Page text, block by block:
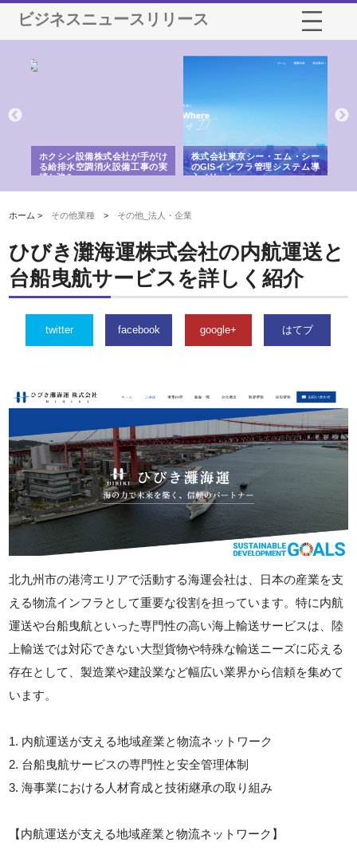
ビジネスニュースリリース
株式会社東京シー・エム・シー
のGISインフラ管理システム導
入メリット
株式会社アクアスペースが水中
から陸上まで一貫施工できる理
由
ホーム > その他業種 > その他_法人・企業
ひびき灘海運株式会社の内航運送と
台船曳航サービスを詳しく紹介
twitter facebook google+ はてブ
北九州市の港湾エリアで活動する海運会社は、日本の産業を支
える物流インフラとして重要な役割を担っています。特に内航
運送や台船曳航といった専門性の高い海上輸送サービスは、陸
上輸送では対応できない大型貨物や特殊な輸送ニーズに応える
存在として、製造業や建設業など幅広い業界から信頼を集めて
います。
1. 内航運送が支える地域産業と物流ネットワーク
2. 台船曳航サービスの専門性と安全管理体制
3. 海事業における人材育成と技術継承の取り組み
【内航運送が支える地域産業と物流ネットワーク】